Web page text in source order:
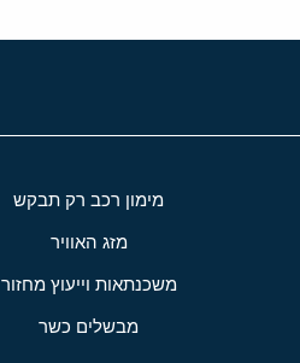
מימון רכב רק תבקש
מזג האוויר
משכנתאות וייעוץ מחזור
מבשלים כשר